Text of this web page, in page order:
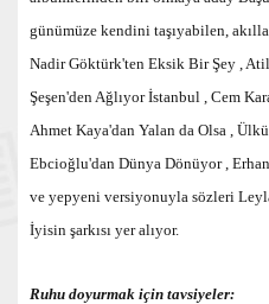
günümüze kendini taşıyabilen,
Nadir Göktürk'ten Eksik Bir Şey ,
Şeşen'den Ağlıyor İstanbul , Cem
Ahmet Kaya'dan Yalan da Olsa ,
Ebcioğlu'dan Dünya Dönüyor ,
ve yepyeni versiyonuyla sözleri
İyisin şarkısı yer alıyor.
Ruhu doyurmak için tavsiyeler: